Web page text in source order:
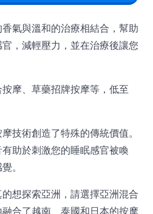
氣與溫和的治療相結合，幫助
，減輕壓力，並在治療後讓您
摩、草藥招牌按摩等，低至
技術創造了特殊的傳統價值。
助於刺激您的睡眠感官被喚
。
想探索亞洲，請選擇亞洲混合
合了越南、泰國和日本的按摩